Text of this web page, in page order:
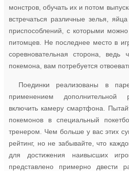
монстров, обучать их и потом
встречаться различные зелья,
приспособлений, с которыми
питомцев. Не последнее место в
соревновательная сторона, ведь
покемона, вам потребуется
Поединки реализованы в
применением дополнительной
включить камеру смартфона.
покемонов в специальный
тренером. Чем больше у вас этих
рейтинг, но не забывайте, что
для достижения наивысших
представлено примерно двести